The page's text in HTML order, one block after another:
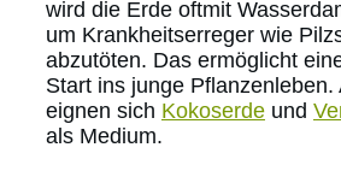
wird die Erde oftmit
um Krankheitserreger wie
abzutöten. Das ermöglicht
Start ins junge Pflanzenleben.
eignen sich Kokoserde und
als Medium.